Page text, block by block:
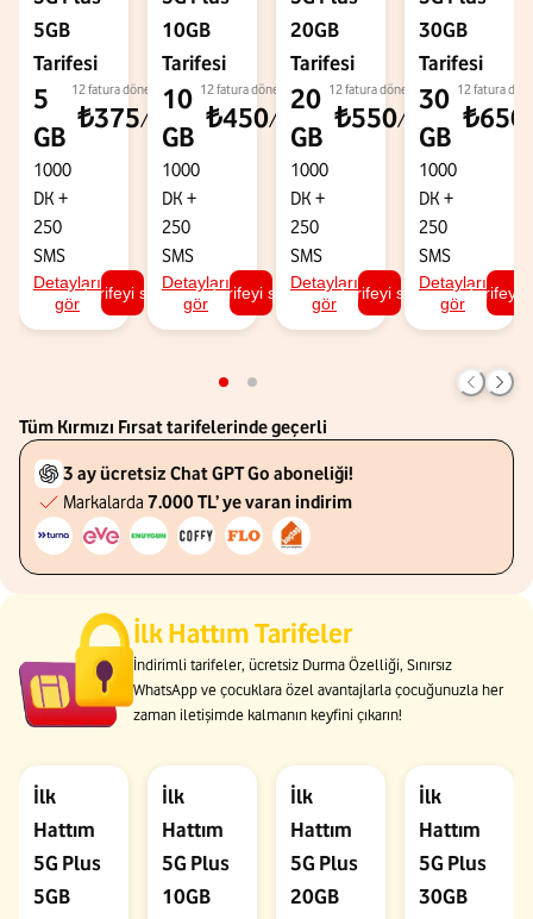
5GB
Tarifesi
5
GB
1000
DK +
250
SMS
₺375/ay
12 fatura dönemi
Detayları
gör
Tarifeyi seç
10GB
Tarifesi
10
GB
1000
DK +
250
SMS
₺450/ay
12 fatura dönemi
Detayları
gör
Tarifeyi seç
20GB
Tarifesi
20
GB
1000
DK +
250
SMS
₺550/ay
12 fatura dönemi
Detayları
gör
Tarifeyi seç
30GB
Tarifesi
30
GB
1000
DK +
250
SMS
₺650
12 fatura
Detayları
gör
Tarifeyi
Tüm Kırmızı Fırsat tarifelerinde geçerli
3 ay ücretsiz Chat GPT Go aboneliği!
Markalarda 7.000 TL’ ye varan indirim
İlk Hattım Tarifeler
İndirimli tarifeler, ücretsiz Durma Özelliği, Sınırsız
WhatsApp ve çocuklara özel avantajlarla çocuğunuzla her
zaman iletişimde kalmanın keyfini çıkarın!
İlk
Hattım
5G Plus
5GB
İlk
Hattım
5G Plus
10GB
İlk
Hattım
5G Plus
20GB
İlk
Hattım
5G Plus
30GB